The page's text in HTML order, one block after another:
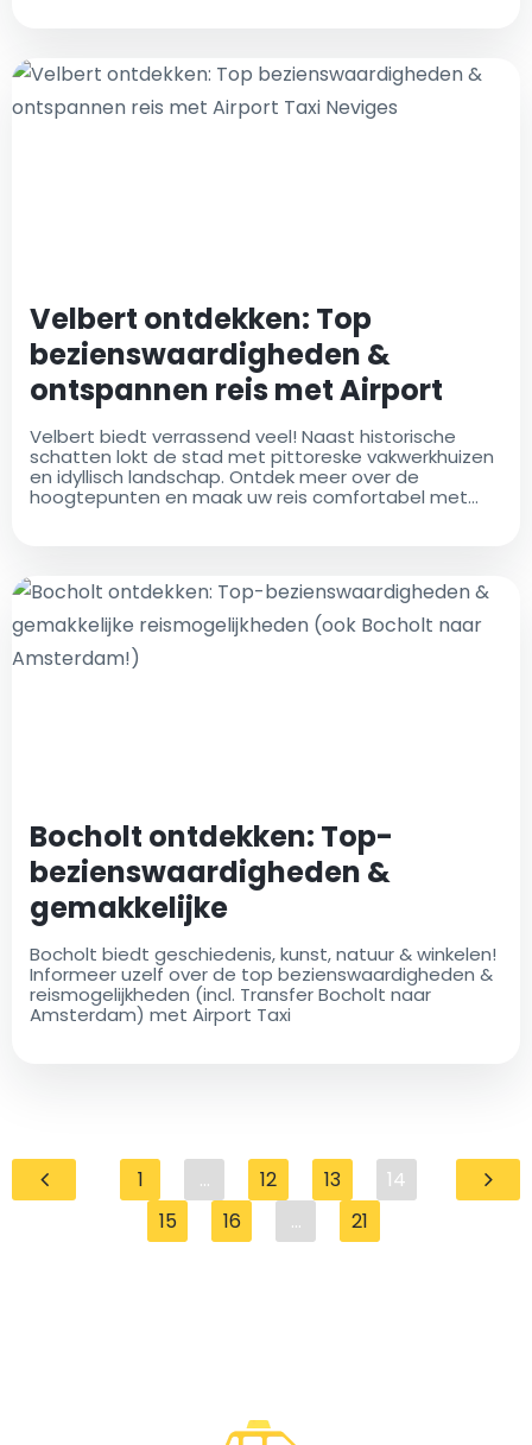
een ontspannen reis!
Velbert ontdekken: Top
bezienswaardigheden &
ontspannen reis met Airport
Taxi Neviges
Velbert biedt verrassend veel! Naast historische
schatten lokt de stad met pittoreske vakwerkhuizen
en idyllisch landschap. Ontdek meer over de
hoogtepunten en maak uw reis comfortabel met
Bocholt ontdekken: Top-
bezienswaardigheden &
gemakkelijke
reismogelijkheden (ook Bocholt
naar Amsterdam!)
Bocholt biedt geschiedenis, kunst, natuur & winkelen!
Informeer uzelf over de top bezienswaardigheden &
reismogelijkheden (incl. Transfer Bocholt naar
Amsterdam) met Airport Taxi
1 ... 12 13
14
15
16 ... 21